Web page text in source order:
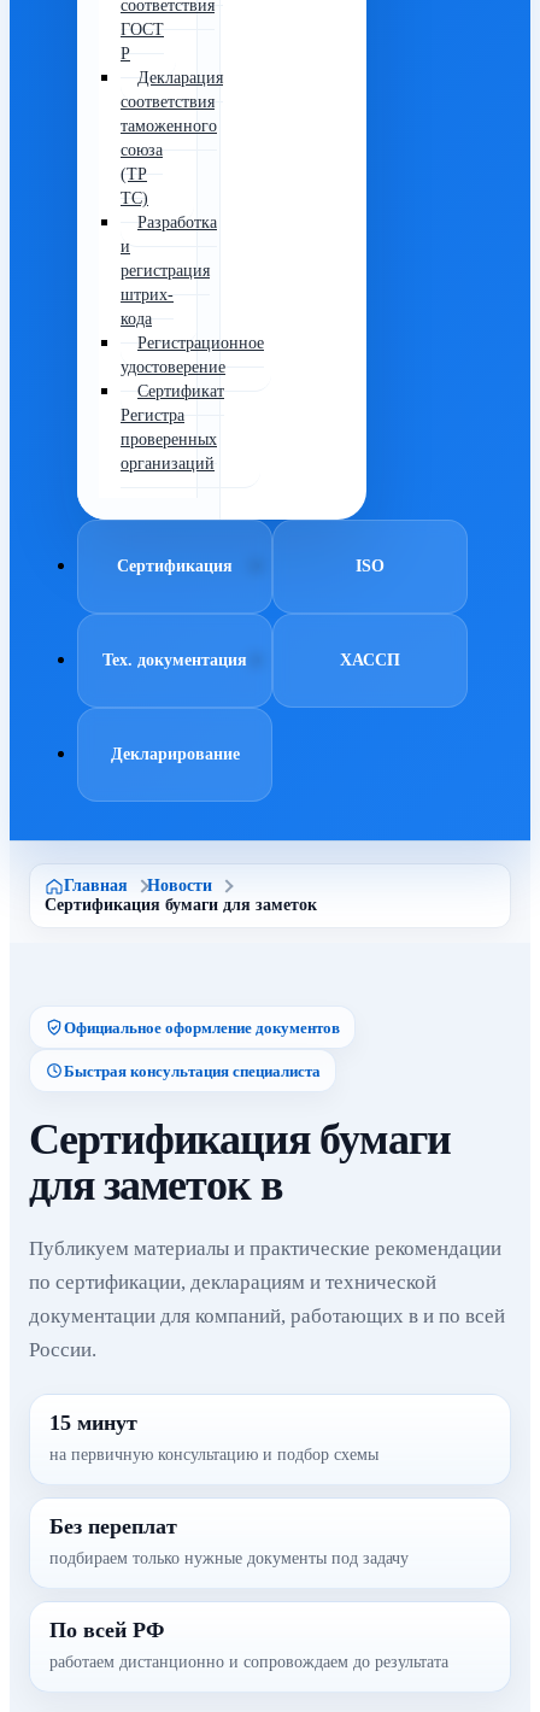
соответствия
ГОСТ
Р
Декларация
соответствия
таможенного
союза
(ТР
ТС)
Разработка
и
регистрация
штрих-
кода
Регистрационное
удостоверение
Сертификат
Регистра
проверенных
организаций
Сертификация ISO
Тех. документация ХАССП
Декларирование
Главная
Новости
Сертификация бумаги для заметок
Официальное оформление документов
Быстрая консультация специалиста
Сертификация бумаги
для заметок в
Публикуем материалы и практические рекомендации
по сертификации, декларациям и технической
документации для компаний, работающих в и по всей
России.
15 минут
на первичную консультацию и подбор схемы
Без переплат
подбираем только нужные документы под задачу
По всей РФ
работаем дистанционно и сопровождаем до результата